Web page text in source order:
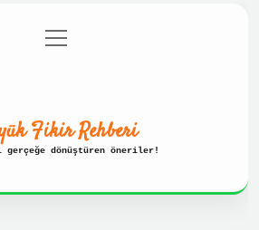
Gizlilik Politikası
menüyü
aç
Fikir Rehberi
gerçeğe dönüştüren öneriler!